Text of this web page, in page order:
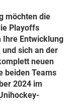
möchten die
Playoffs
Ihre Entwicklung
sich an der
neuen
beiden Teams
2024 im